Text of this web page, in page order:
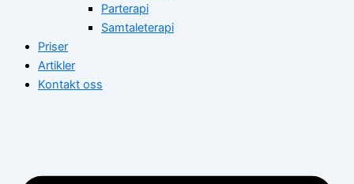
Parterapi
Samtaleterapi
Priser
Artikler
Kontakt oss